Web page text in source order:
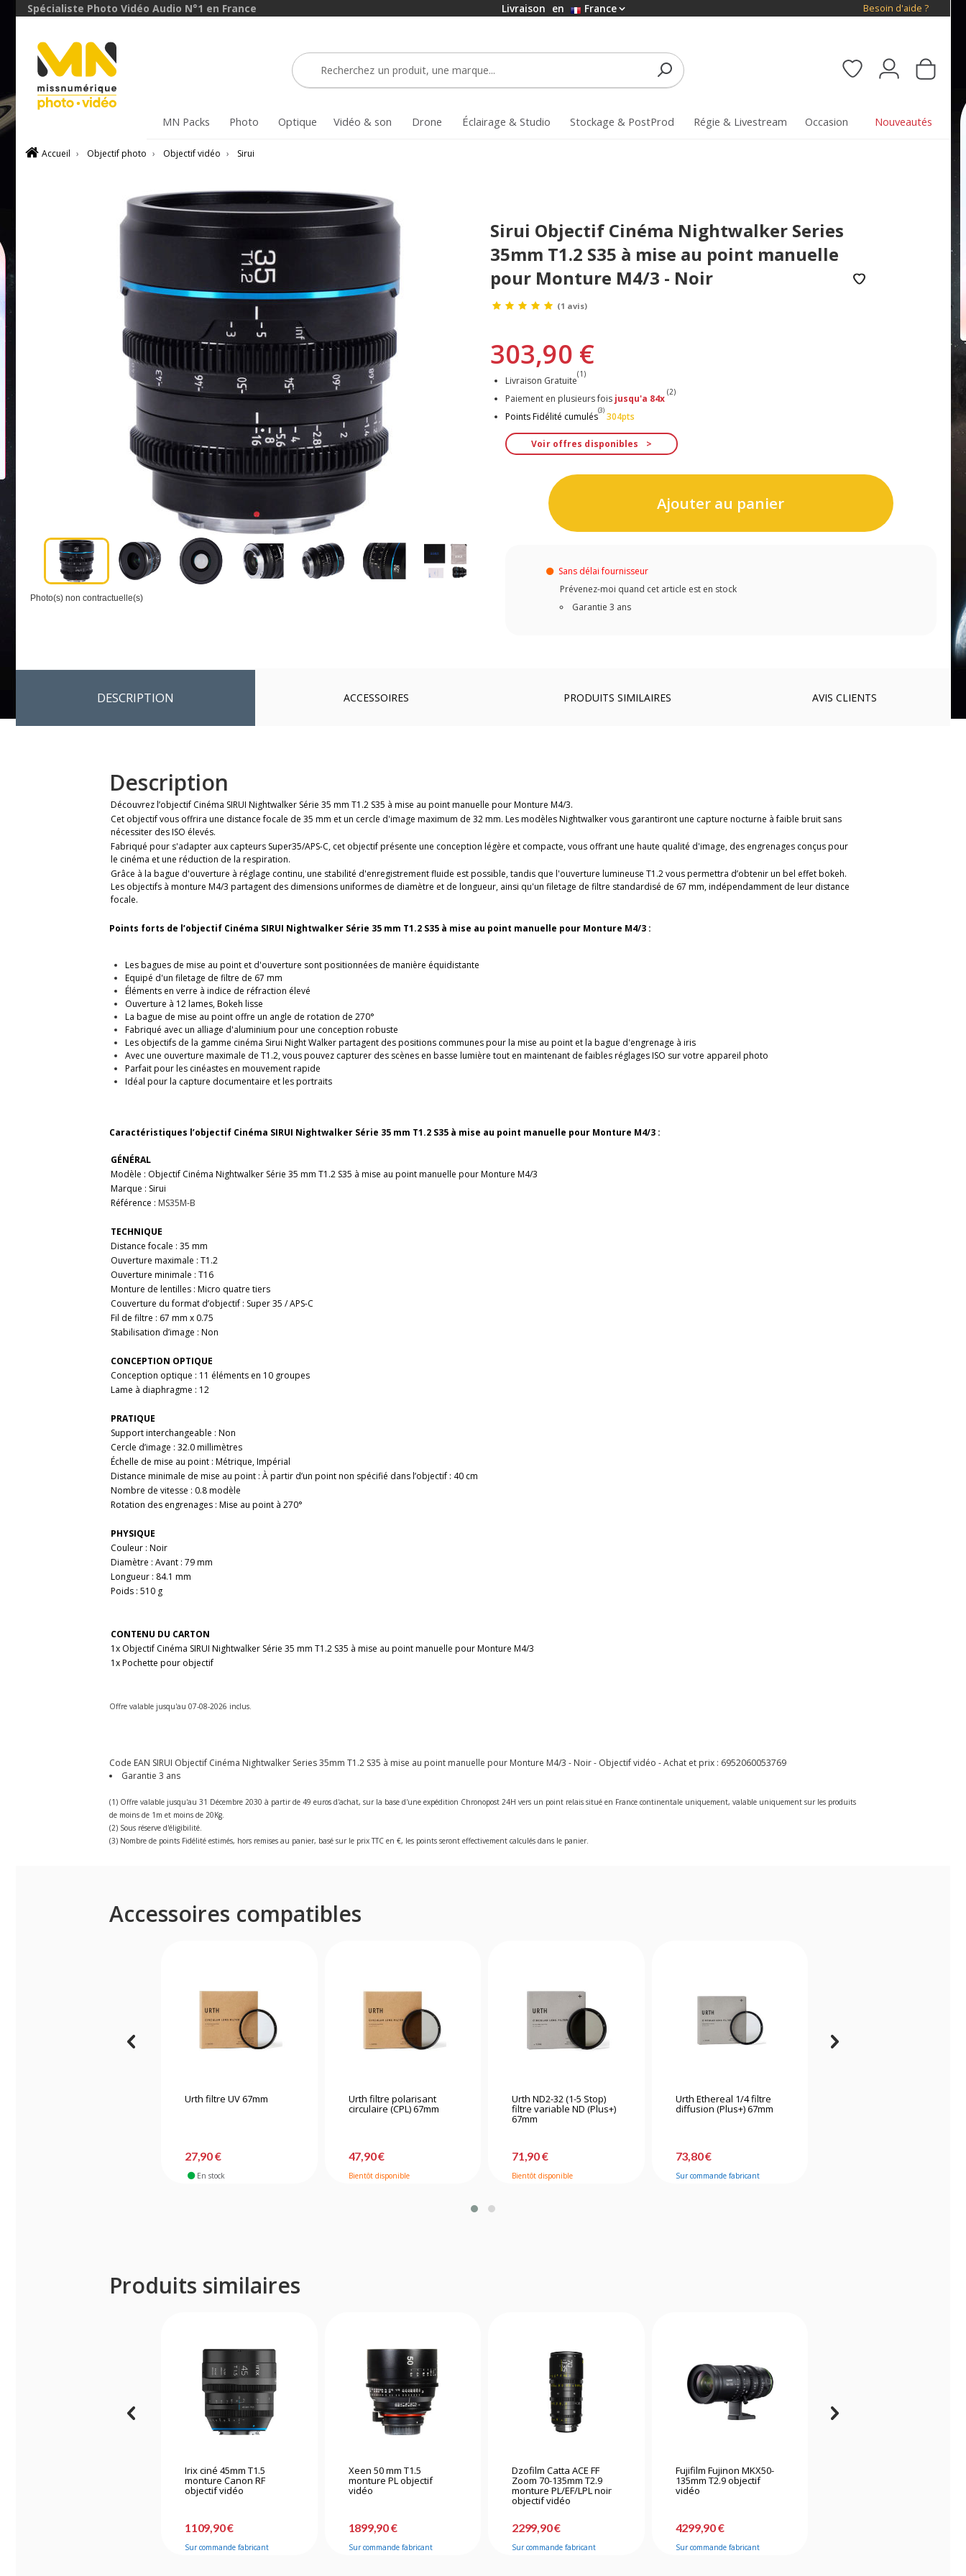
Spécialiste Photo Vidéo Audio N°1 en France Livraison en France Besoin d'aide ?
MN Packs Photo Optique Vidéo & son Drone Éclairage & Studio Stockage & PostProd Régie & Livestream Occasion Nouveautés
Accueil › Objectif photo › Objectif vidéo › Sirui
avec le code
Photo(s) non contractuelle(s)
Sirui Objectif Cinéma Nightwalker Series
35mm T1.2 S35 à mise au point manuelle
pour Monture M4/3 - Noir
(1 avis)
303,90 €
Livraison Gratuite
(1)
Paiement en plusieurs fois jusqu'a 84x
(2)
Points Fidélité cumulés
(3)
304pts
Voir offres disponibles
Ajouter au panier
Sans délai fournisseur
Prévenez-moi quand cet article est en stock
Garantie 3 ans
DESCRIPTION ACCESSOIRES PRODUITS SIMILAIRES AVIS CLIENTS
Description
Découvrez l’objectif Cinéma SIRUI Nightwalker Série 35 mm T1.2 S35 à mise au point manuelle pour Monture M4/3.
Cet objectif vous offrira une distance focale de 35 mm et un cercle d'image maximum de 32 mm. Les modèles Nightwalker vous garantiront une capture nocturne à faible bruit sans
nécessiter des ISO élevés.
Fabriqué pour s'adapter aux capteurs Super35/APS-C, cet objectif présente une conception légère et compacte, vous offrant une haute qualité d'image, des engrenages conçus pour
le cinéma et une réduction de la respiration.
Grâce à la bague d'ouverture à réglage continu, une stabilité d'enregistrement fluide est possible, tandis que l'ouverture lumineuse T1.2 vous permettra d’obtenir un bel effet bokeh.
Les objectifs à monture M4/3 partagent des dimensions uniformes de diamètre et de longueur, ainsi qu'un filetage de filtre standardisé de 67 mm, indépendamment de leur distance
focale.
Points forts de l’objectif Cinéma SIRUI Nightwalker Série 35 mm T1.2 S35 à mise au point manuelle pour Monture M4/3 :
Les bagues de mise au point et d'ouverture sont positionnées de manière équidistante
Equipé d'un filetage de filtre de 67 mm
Éléments en verre à indice de réfraction élevé
Ouverture à 12 lames, Bokeh lisse
La bague de mise au point offre un angle de rotation de 270°
Fabriqué avec un alliage d'aluminium pour une conception robuste
Les objectifs de la gamme cinéma Sirui Night Walker partagent des positions communes pour la mise au point et la bague d'engrenage à iris
Avec une ouverture maximale de T1.2, vous pouvez capturer des scènes en basse lumière tout en maintenant de faibles réglages ISO sur votre appareil photo
Parfait pour les cinéastes en mouvement rapide
Idéal pour la capture documentaire et les portraits
Caractéristiques l’objectif Cinéma SIRUI Nightwalker Série 35 mm T1.2 S35 à mise au point manuelle pour Monture M4/3 :
GÉNÉRAL
Modèle : Objectif Cinéma Nightwalker Série 35 mm T1.2 S35 à mise au point manuelle pour Monture M4/3
Marque : Sirui
Référence : MS35M-B
TECHNIQUE
Distance focale : 35 mm
Ouverture maximale : T1.2
Ouverture minimale : T16
Monture de lentilles : Micro quatre tiers
Couverture du format d’objectif : Super 35 / APS-C
Fil de filtre : 67 mm x 0.75
Stabilisation d’image : Non
CONCEPTION OPTIQUE
Conception optique : 11 éléments en 10 groupes
Lame à diaphragme : 12
PRATIQUE
Support interchangeable : Non
Cercle d’image : 32.0 millimètres
Échelle de mise au point : Métrique, Impérial
Distance minimale de mise au point : À partir d’un point non spécifié dans l’objectif : 40 cm
Nombre de vitesse : 0.8 modèle
Rotation des engrenages : Mise au point à 270°
PHYSIQUE
Couleur : Noir
Diamètre : Avant : 79 mm
Longueur : 84.1 mm
Poids : 510 g
CONTENU DU CARTON
1x Objectif Cinéma SIRUI Nightwalker Série 35 mm T1.2 S35 à mise au point manuelle pour Monture M4/3
1x Pochette pour objectif
Offre valable jusqu'au 07-08-2026 inclus.
Code EAN SIRUI Objectif Cinéma Nightwalker Series 35mm T1.2 S35 à mise au point manuelle pour Monture M4/3 - Noir - Objectif vidéo - Achat et prix : 6952060053769
Garantie 3 ans
(1) Offre valable jusqu'au 31 Décembre 2030 à partir de 49 euros d'achat, sur la base d'une expédition Chronopost 24H vers un point relais situé en France continentale uniquement, valable uniquement sur les produits
de moins de 1m et moins de 20Kg.
(2) Sous réserve d'éligibilité.
(3) Nombre de points Fidélité estimés, hors remises au panier, basé sur le prix TTC en €, les points seront effectivement calculés dans le panier.
Accessoires compatibles
Urth filtre UV 67mm
27,90 €
En stock
Urth filtre polarisant
circulaire (CPL) 67mm
47,90 €
Bientôt disponible
Urth ND2-32 (1-5 Stop)
filtre variable ND (Plus+)
67mm
71,90 €
Bientôt disponible
Urth Ethereal 1/4 filtre
diffusion (Plus+) 67mm
73,80 €
Sur commande fabricant
Produits similaires
Irix ciné 45mm T1.5
monture Canon RF
objectif vidéo
1109,90 €
Sur commande fabricant
Xeen 50 mm T1.5
monture PL objectif
vidéo
1899,90 €
Sur commande fabricant
Dzofilm Catta ACE FF
Zoom 70-135mm T2.9
monture PL/EF/LPL noir
objectif vidéo
2299,90 €
Sur commande fabricant
Fujifilm Fujinon MKX50-
135mm T2.9 objectif
vidéo
4299,90 €
Sur commande fabricant